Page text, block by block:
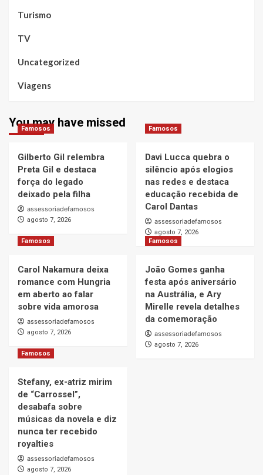
Turismo
TV
Uncategorized
Viagens
You may have missed
Famosos
Gilberto Gil relembra
Preta Gil e destaca
força do legado
deixado pela filha
assessoriadefamosos
agosto 7, 2026
Famosos
Davi Lucca quebra o
silêncio após elogios
nas redes e destaca
educação recebida de
Carol Dantas
assessoriadefamosos
agosto 7, 2026
Famosos
Carol Nakamura deixa
romance com Hungria
em aberto ao falar
sobre vida amorosa
assessoriadefamosos
agosto 7, 2026
Famosos
João Gomes ganha
festa após aniversário
na Austrália, e Ary
Mirelle revela detalhes
da comemoração
assessoriadefamosos
agosto 7, 2026
Famosos
Stefany, ex-atriz mirim
de “Carrossel”,
desabafa sobre
músicas da novela e diz
nunca ter recebido
royalties
assessoriadefamosos
agosto 7, 2026